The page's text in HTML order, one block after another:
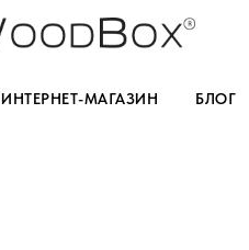
ИНТЕРНЕТ-МАГАЗИН БЛОГ